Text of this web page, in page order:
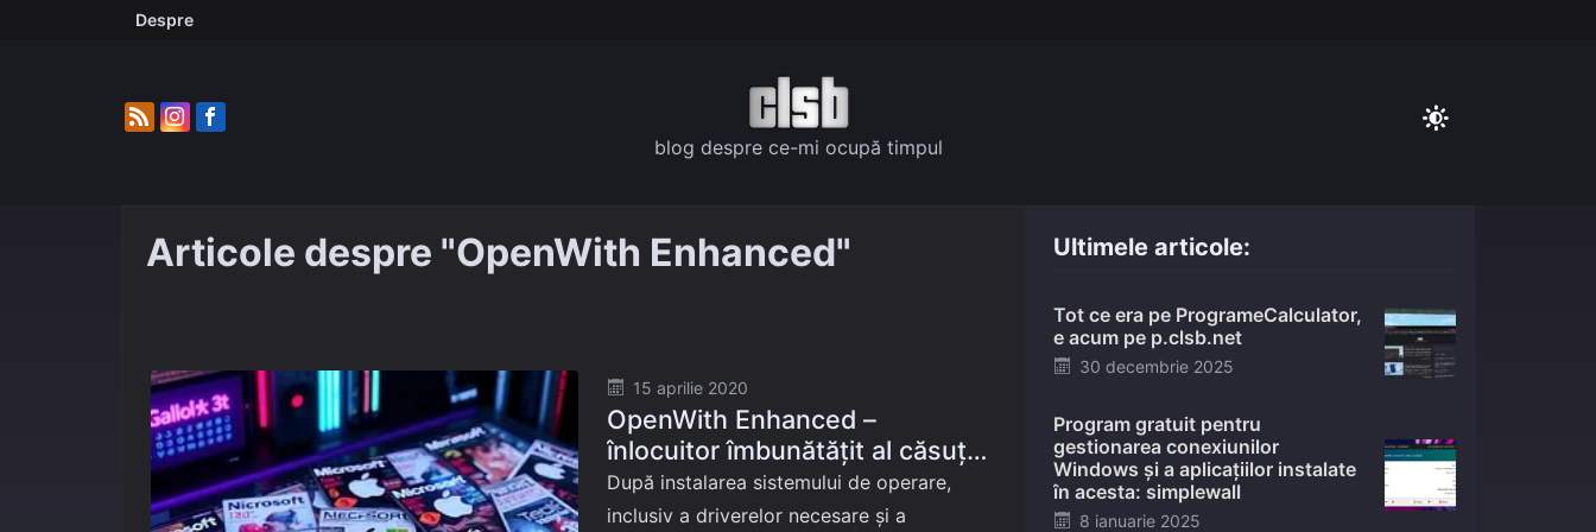
Despre
blog despre ce-mi ocupă timpul
Articole despre "OpenWith Enhanced"
Posted
on
15 aprilie 2020
OpenWith Enhanced –
înlocuitor îmbunătățit al căsuței
de dialog Open with din
Windows
După instalarea sistemului de operare,
inclusiv a driverelor necesare și a
Ultimele articole:
Tot ce era pe ProgrameCalculator,
e acum pe p.clsb.net
Posted
30 decembrie 2025
Program gratuit pentru
gestionarea conexiunilor
Windows și a aplicațiilor instalate
în acesta: simplewall
Posted
8 ianuarie 2025